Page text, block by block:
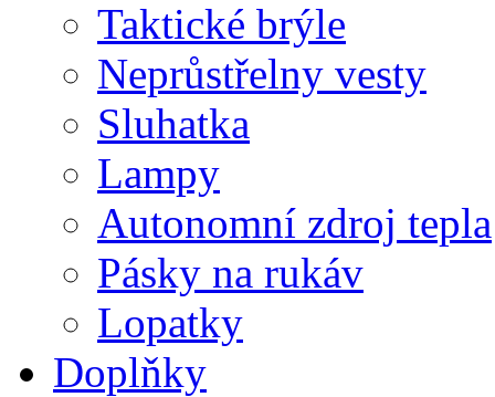
Taktické brýle
Neprůstřelny vesty
Sluhatka
Lampy
Autonomní zdroj tepla
Pásky na rukáv
Lopatky
Doplňky